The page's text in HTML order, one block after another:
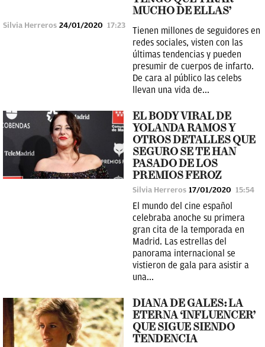
MUCHO DE ELLAS’
Silvia Herreros 24/01/2020 17:23
Tienen millones de seguidores en
redes sociales, visten con las
últimas tendencias y pueden
presumir de cuerpos de infarto.
De cara al público las celebs
llevan una vida de...
EL BODY VIRAL DE
YOLANDA RAMOS Y
OTROS DETALLES QUE
SEGURO SE TE HAN
PASADO DE LOS
PREMIOS FEROZ
Silvia Herreros 17/01/2020 15:54
El mundo del cine español
celebraba anoche su primera
gran cita de la temporada en
Madrid. Las estrellas del
panorama internacional se
vistieron de gala para asistir a
una...
DIANA DE GALES: LA
ETERNA ‘INFLUENCER’
QUE SIGUE SIENDO
TENDENCIA